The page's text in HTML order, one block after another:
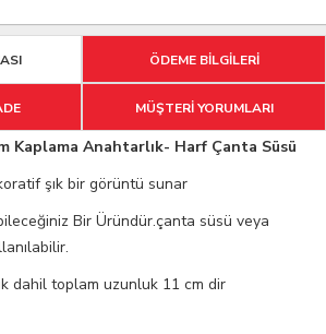
ÖDEME BİLGİLERİ
MÜŞTERİ YORUMLARI
Kaplama Anahtarlık- Harf Çanta Süsü
şık bir görüntü sunar
Bir Üründür.çanta süsü veya
dahil toplam uzunluk 11 cm dir